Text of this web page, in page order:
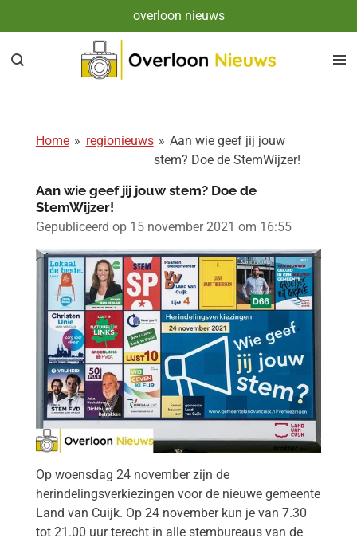
direct
naar
overloon nieuws
Home » regionieuws » Aan wie geef jij jouw
stem? Doe de StemWijzer!
Aan wie geef jij jouw stem? Doe de
StemWijzer!
Gepubliceerd op 15 november 2021 om 16:55
Op woensdag 24 november zijn de
herindelingsverkiezingen voor de nieuwe gemeente
Land van Cuijk. Op 24 november kun je van 7.30
tot 21.00 uur terecht in alle stembureaus van de